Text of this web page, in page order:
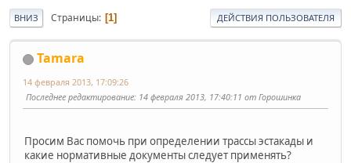
ВНИЗ Страницы 1 ДЕЙСТВИЯ ПОЛЬЗОВАТЕЛЯ
Tamara
14 февраля 2013, 17:09:26
Последнее редактирование: 14 февраля 2013, 17:40:11 от Горошинка
Просим Вас помочь при определении трассы эстакады и
какие нормативные документы следует применять?